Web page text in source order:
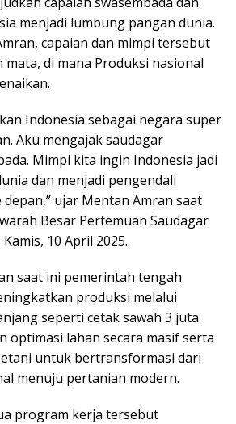
menjadi lumbung pangan dunia.
capaian dan mimpi tersebut
mata, di mana Produksi nasional
Indonesia sebagai negara super
Aku mengajak saudagar
Mimpi kita ingin Indonesia jadi
dan menjadi pengendali
ujar Mentan Amran saat
Besar Pertemuan Saudagar
10 April 2025.
saat ini pemerintah tengah
produksi melalui
seperti cetak sawah 3 juta
optimasi lahan secara masif serta
untuk bertransformasi dari
menuju pertanian modern.
program kerja tersebut